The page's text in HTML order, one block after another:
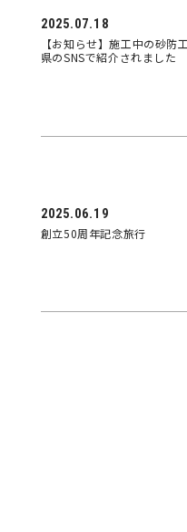
2025.07.18
【お知らせ】施工中の砂防
県のSNSで紹介されました
2025.06.19
創立50周年記念旅行